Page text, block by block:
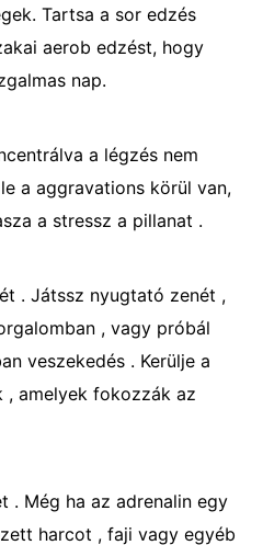
Tartsa a sor edzés
aerob edzést, hogy
nap.
a légzés nem
a aggravations körül van,
a stressz a pillanat .
. Játssz nyugtató zenét ,
, vagy próbál
veszekedés . Kerülje a
, amelyek fokozzák az
. Még ha az adrenalin egy
harcot , faji vagy egyéb